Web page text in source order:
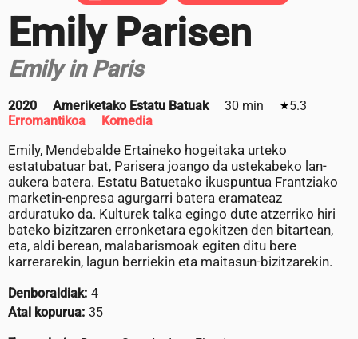
Emily Parisen
Emily in Paris
2020 Ameriketako Estatu Batuak 30 min
5.3
Erromantikoa
Komedia
Emily, Mendebalde Ertaineko hogeitaka urteko
estatubatuar bat, Parisera joango da ustekabeko lan-
aukera batera. Estatu Batuetako ikuspuntua Frantziako
marketin-enpresa agurgarri batera eramateaz
arduratuko da. Kulturek talka egingo dute atzerriko hiri
bateko bizitzaren erronketara egokitzen den bitartean,
eta, aldi berean, malabarismoak egiten ditu bere
karrerarekin, lagun berriekin eta maitasun-bizitzarekin.
Denboraldiak: 4
Atal kopurua: 35